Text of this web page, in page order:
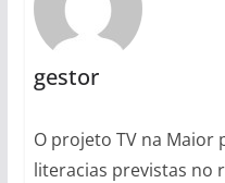
gestor
O projeto TV na Maior
literacias previstas no